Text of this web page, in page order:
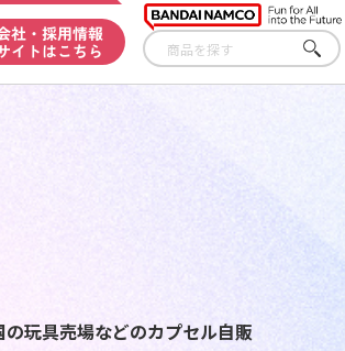
社・採用情報
イトはこちら
さが
す
の玩具売場などのカプセル自販